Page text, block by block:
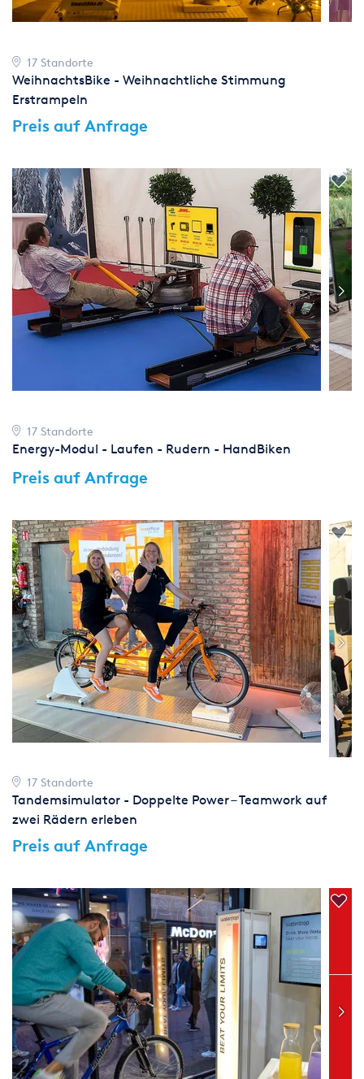
17 Standorte
WeihnachtsBike - Weihnachtliche Stimmung
Erstrampeln
Preis auf Anfrage
17 Standorte
Energy-Modul - Laufen - Rudern - HandBiken
Preis auf Anfrage
17 Standorte
Tandemsimulator - Doppelte Power – Teamwork auf
zwei Rädern erleben
Preis auf Anfrage